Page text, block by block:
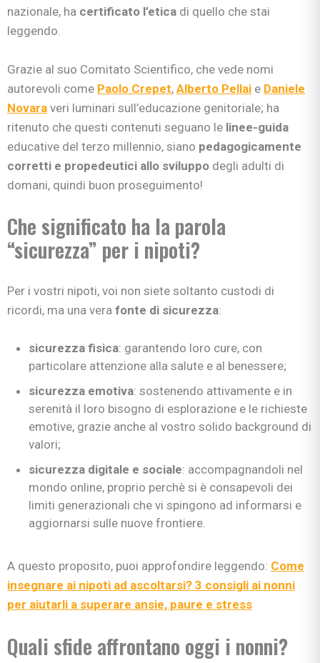
nazionale, ha certificato l’etica di quello che stai
leggendo.
Grazie al suo Comitato Scientifico, che vede nomi
autorevoli come Paolo Crepet, Alberto Pellai e Daniele
Novara veri luminari sull’educazione genitoriale; ha
ritenuto che questi contenuti seguano le linee-guida
educative del terzo millennio, siano pedagogicamente
corretti e propedeutici allo sviluppo degli adulti di
domani, quindi buon proseguimento!
Che significato ha la parola
“sicurezza” per i nipoti?
Per i vostri nipoti, voi non siete soltanto custodi di
ricordi, ma una vera fonte di sicurezza:
sicurezza fisica: garantendo loro cure, con
particolare attenzione alla salute e al benessere;
sicurezza emotiva: sostenendo attivamente e in
serenità il loro bisogno di esplorazione e le richieste
emotive, grazie anche al vostro solido background di
valori;
sicurezza digitale e sociale: accompagnandoli nel
mondo online, proprio perchè si è consapevoli dei
limiti generazionali che vi spingono ad informarsi e
aggiornarsi sulle nuove frontiere.
A questo proposito, puoi approfondire leggendo: Come
insegnare ai nipoti ad ascoltarsi? 3 consigli ai nonni
per aiutarli a superare ansie, paure e stress
Quali sfide affrontano oggi i nonni?